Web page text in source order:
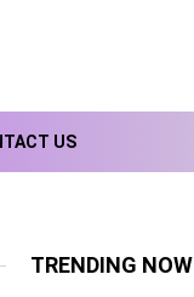
US
TRENDING NOW